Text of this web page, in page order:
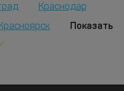
Краснодар
Красноярск
Показать